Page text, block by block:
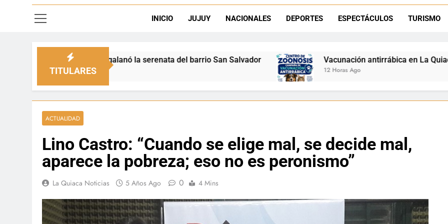
INICIO JUJUY NACIONALES DEPORTES ESPECTÁCULOS TURISMO
TITULARES
engalanó la serenata del barrio San Salvador Vacunación antirrábica en La Quiaca: el operativo llegará
ACTUALIDAD
Lino Castro: “Cuando se elige mal, se decide mal,
aparece la pobreza; eso no es peronismo”
La Quiaca Noticias 5 Años Ago 0 4 Mins